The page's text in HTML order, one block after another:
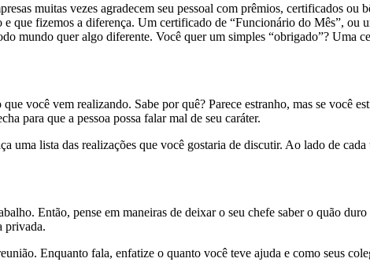
muitas vezes agradecem seu pessoal com prêmios, certificados ou
que fizemos a diferença. Um certificado de “Funcionário do Mês”, ou
mundo quer algo diferente. Você quer um simples “obrigado”? Uma
você vem realizando. Sabe por quê? Parece estranho, mas se você
para que a pessoa possa falar mal de seu caráter.
uma lista das realizações que você gostaria de discutir. Ao lado de
Então, pense em maneiras de deixar o seu chefe saber o quão
privada.
Enquanto fala, enfatize o quanto você teve ajuda e como seus